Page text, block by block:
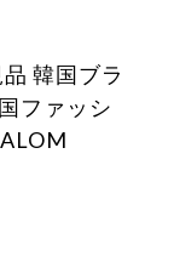
韓国ブラ
ファッシ